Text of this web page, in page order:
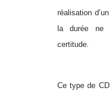
réalisation
la durée ne
certitude.
Ce type de